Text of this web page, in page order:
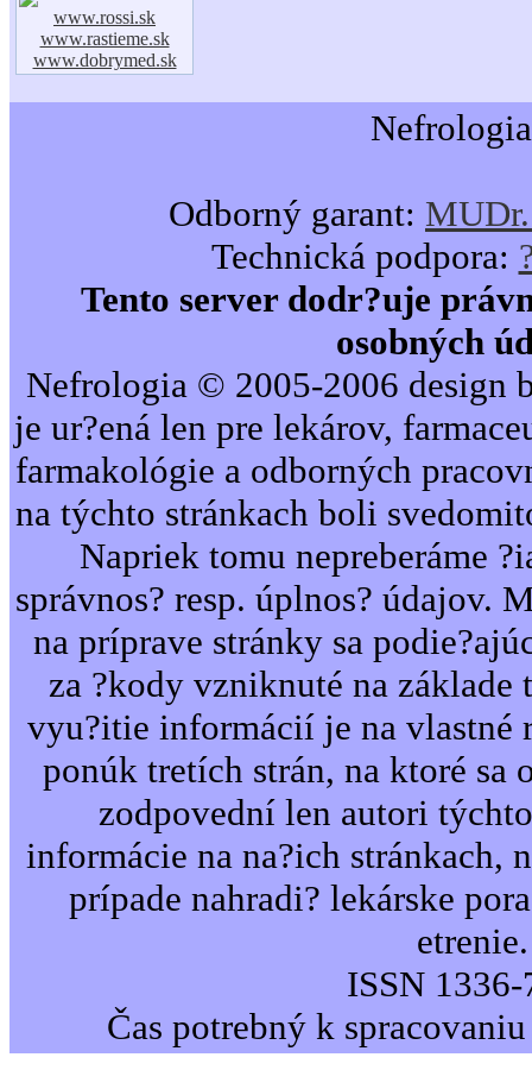
www.rossi.sk
www.rastieme.sk
www.dobrymed.sk
Odborný garant:
Technická podpora:
Tento server dodr?uje
osobných
Nefrologia © 2005-2006 design
je ur?ená len pre lekárov,
farmakológie a odborných
na týchto stránkach boli
Napriek tomu nepreberáme
správnos? resp. úplnos? údajov.
na príprave stránky sa
za ?kody vzniknuté na
vyu?itie informácií je na vlastné
ponúk tretích strán, na ktoré sa
zodpovední len autori
informácie na na?ich stránkach,
prípade nahradi? lekárske
etrenie.
ISSN
Čas potrebný k